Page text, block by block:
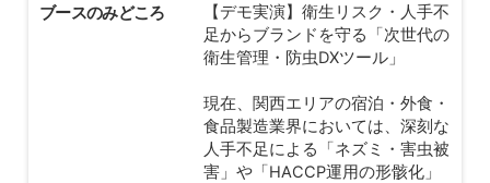
ブースのみどころ
【デモ実演】衛生リスク・人手不
足からブランドを守る「次世代の
衛生管理・防虫DXツール」
現在、関西エリアの宿泊・外食・
食品製造業界においては、深刻な
人手不足による「ネズミ・害虫被
害」や「HACCP運用の形骸化」